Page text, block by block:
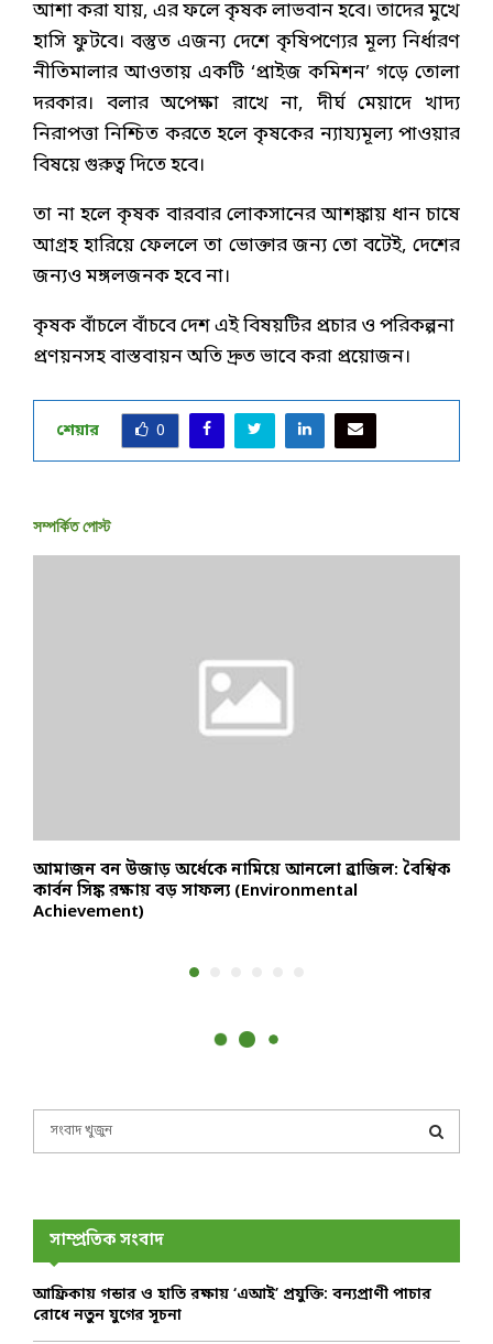
আশা করা যায়, এর ফলে কৃষক লাভবান হবে। তাদের মুখে
হাসি ফুটবে। বস্তুত এজন্য দেশে কৃষিপণ্যের মূল্য নির্ধারণ
নীতিমালার আওতায় একটি ‘প্রাইজ কমিশন’ গড়ে তোলা
দরকার। বলার অপেক্ষা রাখে না, দীর্ঘ মেয়াদে খাদ্য
নিরাপত্তা নিশ্চিত করতে হলে কৃষকের ন্যায্যমূল্য পাওয়ার
বিষয়ে গুরুত্ব দিতে হবে।
তা না হলে কৃষক বারবার লোকসানের আশঙ্কায় ধান চাষে
আগ্রহ হারিয়ে ফেললে তা ভোক্তার জন্য তো বটেই, দেশের
জন্যও মঙ্গলজনক হবে না।
কৃষক বাঁচলে বাঁচবে দেশ এই বিষয়টির প্রচার ও পরিকল্পনা
প্রণয়নসহ বাস্তবায়ন অতি দ্রুত ভাবে করা প্রয়োজন।
শেয়ার 0
সম্পর্কিত পোস্ট
আমাজন বন উজাড় অর্ধেকে নামিয়ে আনলো ব্রাজিল: বৈশ্বিক
কার্বন সিঙ্ক রক্ষায় বড় সাফল্য (Environmental
Achievement)
f
r
E
A
সাম্প্রতিক সংবাদ
আফ্রিকায় গন্ডার ও হাতি রক্ষায় ‘এআই’ প্রযুক্তি: বন্যপ্রাণী পাচার
রোধে নতুন যুগের সূচনা